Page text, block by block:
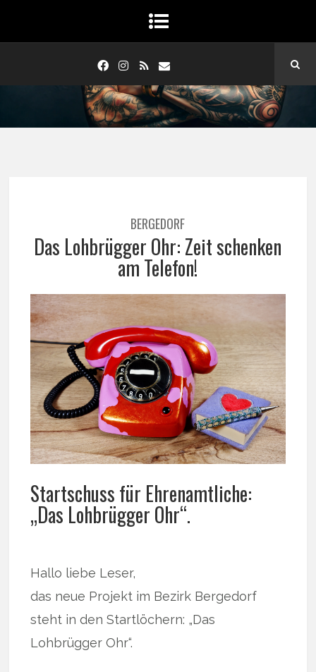
BERGEDORF
Das Lohbrügger Ohr: Zeit schenken
am Telefon!
Startschuss für Ehrenamtliche:
„Das Lohbrügger Ohr“.
Hallo liebe Leser,
das neue Projekt im Bezirk Bergedorf
steht in den Startlöchern: „Das
Lohbrügger Ohr“.